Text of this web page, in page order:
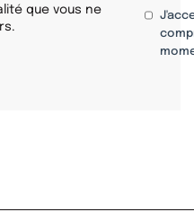
que vous ne